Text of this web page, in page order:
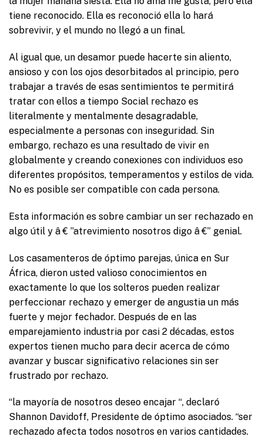
tiene reconocido. Ella es reconoció ella lo hará
sobrevivir, y el mundo no llegó a un final.
Al igual que, un desamor puede hacerte sin aliento,
ansioso y con los ojos desorbitados al principio, pero
trabajar a través de esas sentimientos te permitirá
tratar con ellos a tiempo Social rechazo es
literalmente y mentalmente desagradable,
especialmente a personas con inseguridad. Sin
embargo, rechazo es una resultado de vivir en
globalmente y creando conexiones con individuos eso
diferentes propósitos, temperamentos y estilos de vida.
No es posible ser compatible con cada persona.
Esta información es sobre cambiar un ser rechazado en
algo útil y â € ”atrevimiento nosotros digo â €” genial.
Los casamenteros de óptimo parejas, única en Sur
África, dieron usted valioso conocimientos en
exactamente lo que los solteros pueden realizar
perfeccionar rechazo y emerger de angustia un más
fuerte y mejor fechador. Después de en las
emparejamiento industria por casi 2 décadas, estos
expertos tienen mucho para decir acerca de cómo
avanzar y buscar significativo relaciones sin ser
frustrado por rechazo.
“la mayoría de nosotros deseo encajar “, declaró
Shannon Davidoff, Presidente de óptimo asociados. “ser
rechazado afecta todos nosotros en varios cantidades.